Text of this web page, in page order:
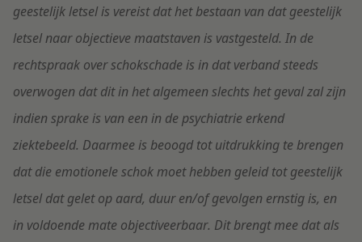
geestelijk letsel is vereist dat het bestaan van dat geestelijk
letsel naar objectieve maatstaven is vastgesteld. In de
rechtspraak over schokschade is in dat verband steeds
overwogen dat dit in het algemeen slechts het geval zal zijn
indien sprake is van een in de psychiatrie erkend
ziektebeeld. Daarmee is beoogd tot uitdrukking te brengen
dat die emotionele schok moet hebben geleid tot geestelijk
letsel dat gelet op aard, duur en/of gevolgen ernstig is, en
in voldoende mate objectiveerbaar. Dit brengt mee dat als